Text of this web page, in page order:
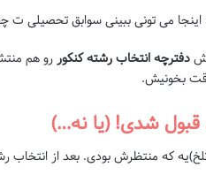
اینجا می تونی ببینی سوابق تحصیلی ت
دفترچه انتخاب رشته کنکور رو هم
بخونیش.
که منتظرش بودی. بعد از انتخاب